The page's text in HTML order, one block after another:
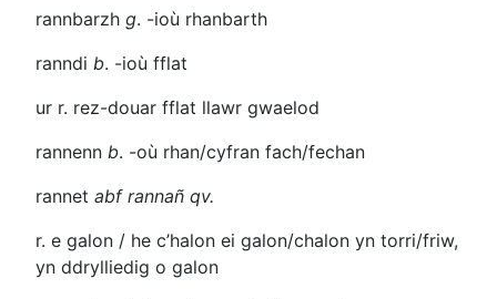
rannbarzh g. -ioù rhanbarth
ranndi b. -ioù fflat
ur r. rez-douar fflat llawr gwaelod
rannenn b. -où rhan/cyfran fach/fechan
rannet abf rannañ qv.
r. e galon / he c’halon ei galon/chalon yn torri/friw,
yn ddrylliedig o galon